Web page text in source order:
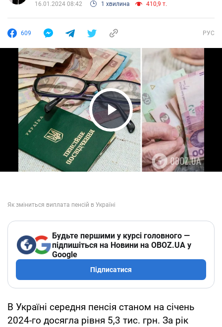
16.01.2024 08:42 1 хвилина 410,9 т.
609 РУС
Play Video
Будьте першими у курсі головного —
підпишіться на Новини на OBOZ.UA у
Google
Підписатися
В Україні середня пенсія станом на січень
2024-го досягла рівня 5,3 тис. грн. За рік